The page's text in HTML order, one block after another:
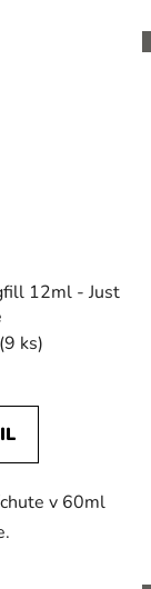
12ml - Just
(9 ks)
v 60ml